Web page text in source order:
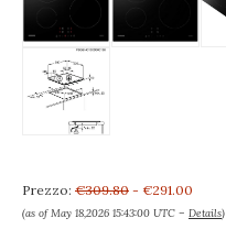
Prezzo: €309.80 - €291.00
(as of May 18,2026 15:43:00 UTC – Details)